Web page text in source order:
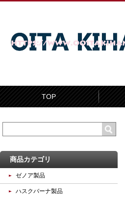
TOP
商品カテゴリ
ゼノア製品
ハスクバーナ製品